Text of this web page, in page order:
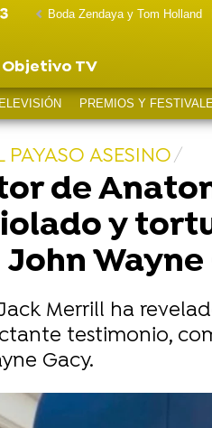
Boda Zendaya y Tom Holland
Objetivo TV
PREMIOS Y
PAYASO ASESINO
de
y
Wayne
Merrill ha
testimonio,
Gacy.